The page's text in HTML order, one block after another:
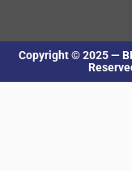
Copyright © 2025 —